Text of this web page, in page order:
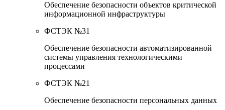
Обеспечение безопасности объектов критической
информационной инфраструктуры
ФСТЭК №31
Обеспечение безопасности автоматизированной
системы управления технологическими
процессами
ФСТЭК №21
Обеспечение безопасности персональных данных